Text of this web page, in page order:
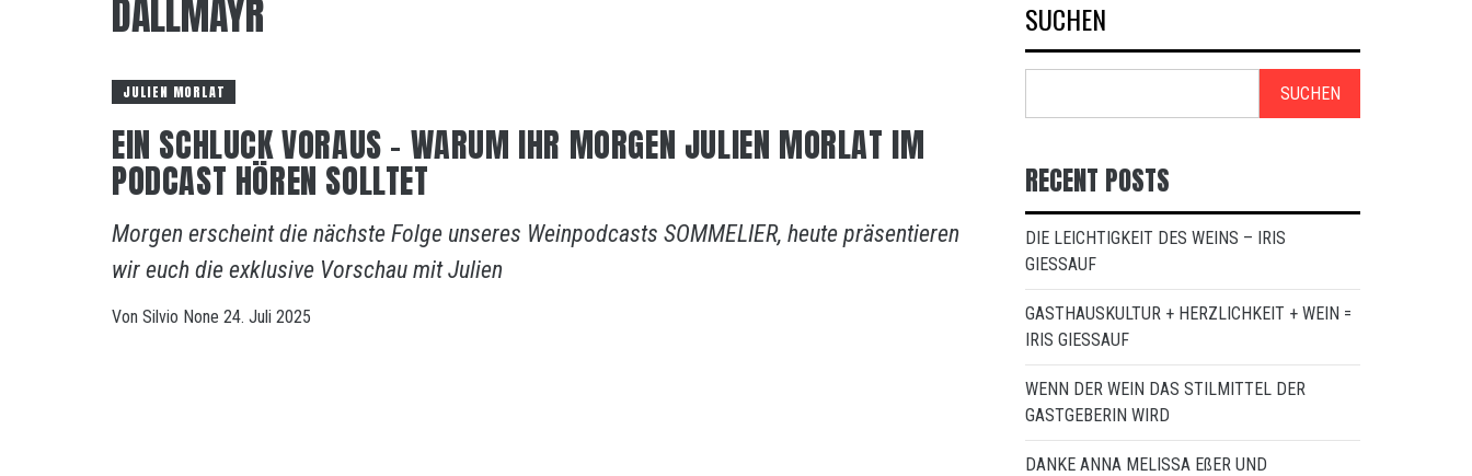
DALLMAYR
JULIEN MORLAT
EIN SCHLUCK VORAUS – WARUM IHR MORGEN JULIEN MORLAT IM
PODCAST HÖREN SOLLTET
Morgen erscheint die nächste Folge unseres Weinpodcasts SOMMELIER, heute präsentieren
wir euch die exklusive Vorschau mit Julien
Von Silvio None 24. Juli 2025
SUCHEN
SUCHEN
RECENT POSTS
DIE LEICHTIGKEIT DES WEINS – IRIS
GIESSAUF
GASTHAUSKULTUR + HERZLICHKEIT + WEIN =
IRIS GIESSAUF
WENN DER WEIN DAS STILMITTEL DER
GASTGEBERIN WIRD
DANKE ANNA MELISSA EßER UND